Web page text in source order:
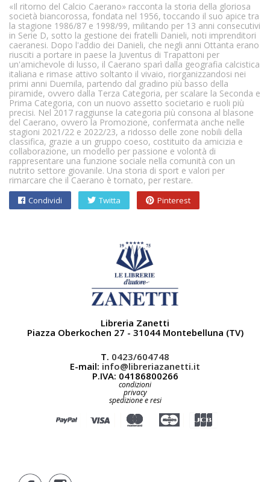
«Il ritorno del Calcio Caerano» racconta la storia della gloriosa
società biancorossa, fondata nel 1956, toccando il suo apice tra
la stagione 1986/87 e 1998/99, militando per 13 anni consecutivi
in Serie D, sotto la gestione dei fratelli Danieli, noti imprenditori
caeranesi. Dopo l'addio dei Danieli, che negli anni Ottanta erano
riusciti a portare in paese la Juventus di Trapattoni per
un'amichevole di lusso, il Caerano sparì dalla geografia calcistica
italiana e rimase attivo soltanto il vivaio, riorganizzandosi nei
primi anni Duemila, partendo dal gradino più basso della
piramide, ovvero dalla Terza Categoria, per scalare la Seconda e
Prima Categoria, con un nuovo assetto societario e ruoli più
precisi. Nel 2017 raggiunse la categoria più consona al blasone
del Caerano, ovvero la Promozione, confermata anche nelle
stagioni 2021/22 e 2022/23, a ridosso delle zone nobili della
classifica, grazie a un gruppo coeso, costituito da amicizia e
collaborazione, un modello per passione e volontà di
rappresentare una funzione sociale nella comunità con un
nutrito settore giovanile. Una storia di sport e valori per
rimarcare che il Caerano è tornato, per restare.
Condividi Twitta Pinterest
Libreria Zanetti
Piazza Oberkochen 27 - 31044 Montebelluna (TV)
T. 0423/604748
E-mail: info@libreriazanetti.it
P.IVA: 04186800266
condizioni
privacy
spedizione e resi